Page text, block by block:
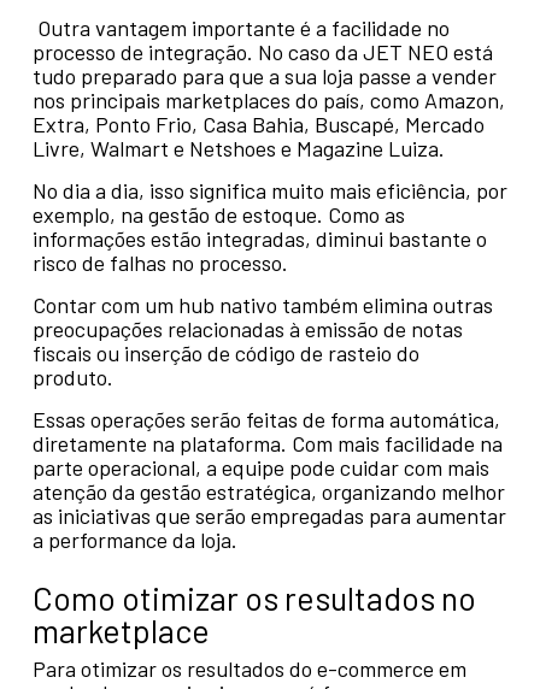
Outra vantagem importante é a facilidade no
processo de integração. No caso da JET NEO está
tudo preparado para que a sua loja passe a vender
nos principais marketplaces do país, como Amazon,
Extra, Ponto Frio, Casa Bahia, Buscapé, Mercado
Livre, Walmart e Netshoes e Magazine Luiza.
No dia a dia, isso significa muito mais eficiência, por
exemplo, na gestão de estoque. Como as
informações estão integradas, diminui bastante o
risco de falhas no processo.
Contar com um hub nativo também elimina outras
preocupações relacionadas à emissão de notas
fiscais ou inserção de código de rasteio do
produto.
Essas operações serão feitas de forma automática,
diretamente na plataforma. Com mais facilidade na
parte operacional, a equipe pode cuidar com mais
atenção da gestão estratégica, organizando melhor
as iniciativas que serão empregadas para aumentar
a performance da loja.
Como otimizar os resultados no
marketplace
Para otimizar os resultados do e-commerce em